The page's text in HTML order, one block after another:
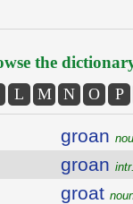
the
L M N O P
groan
groan
groat